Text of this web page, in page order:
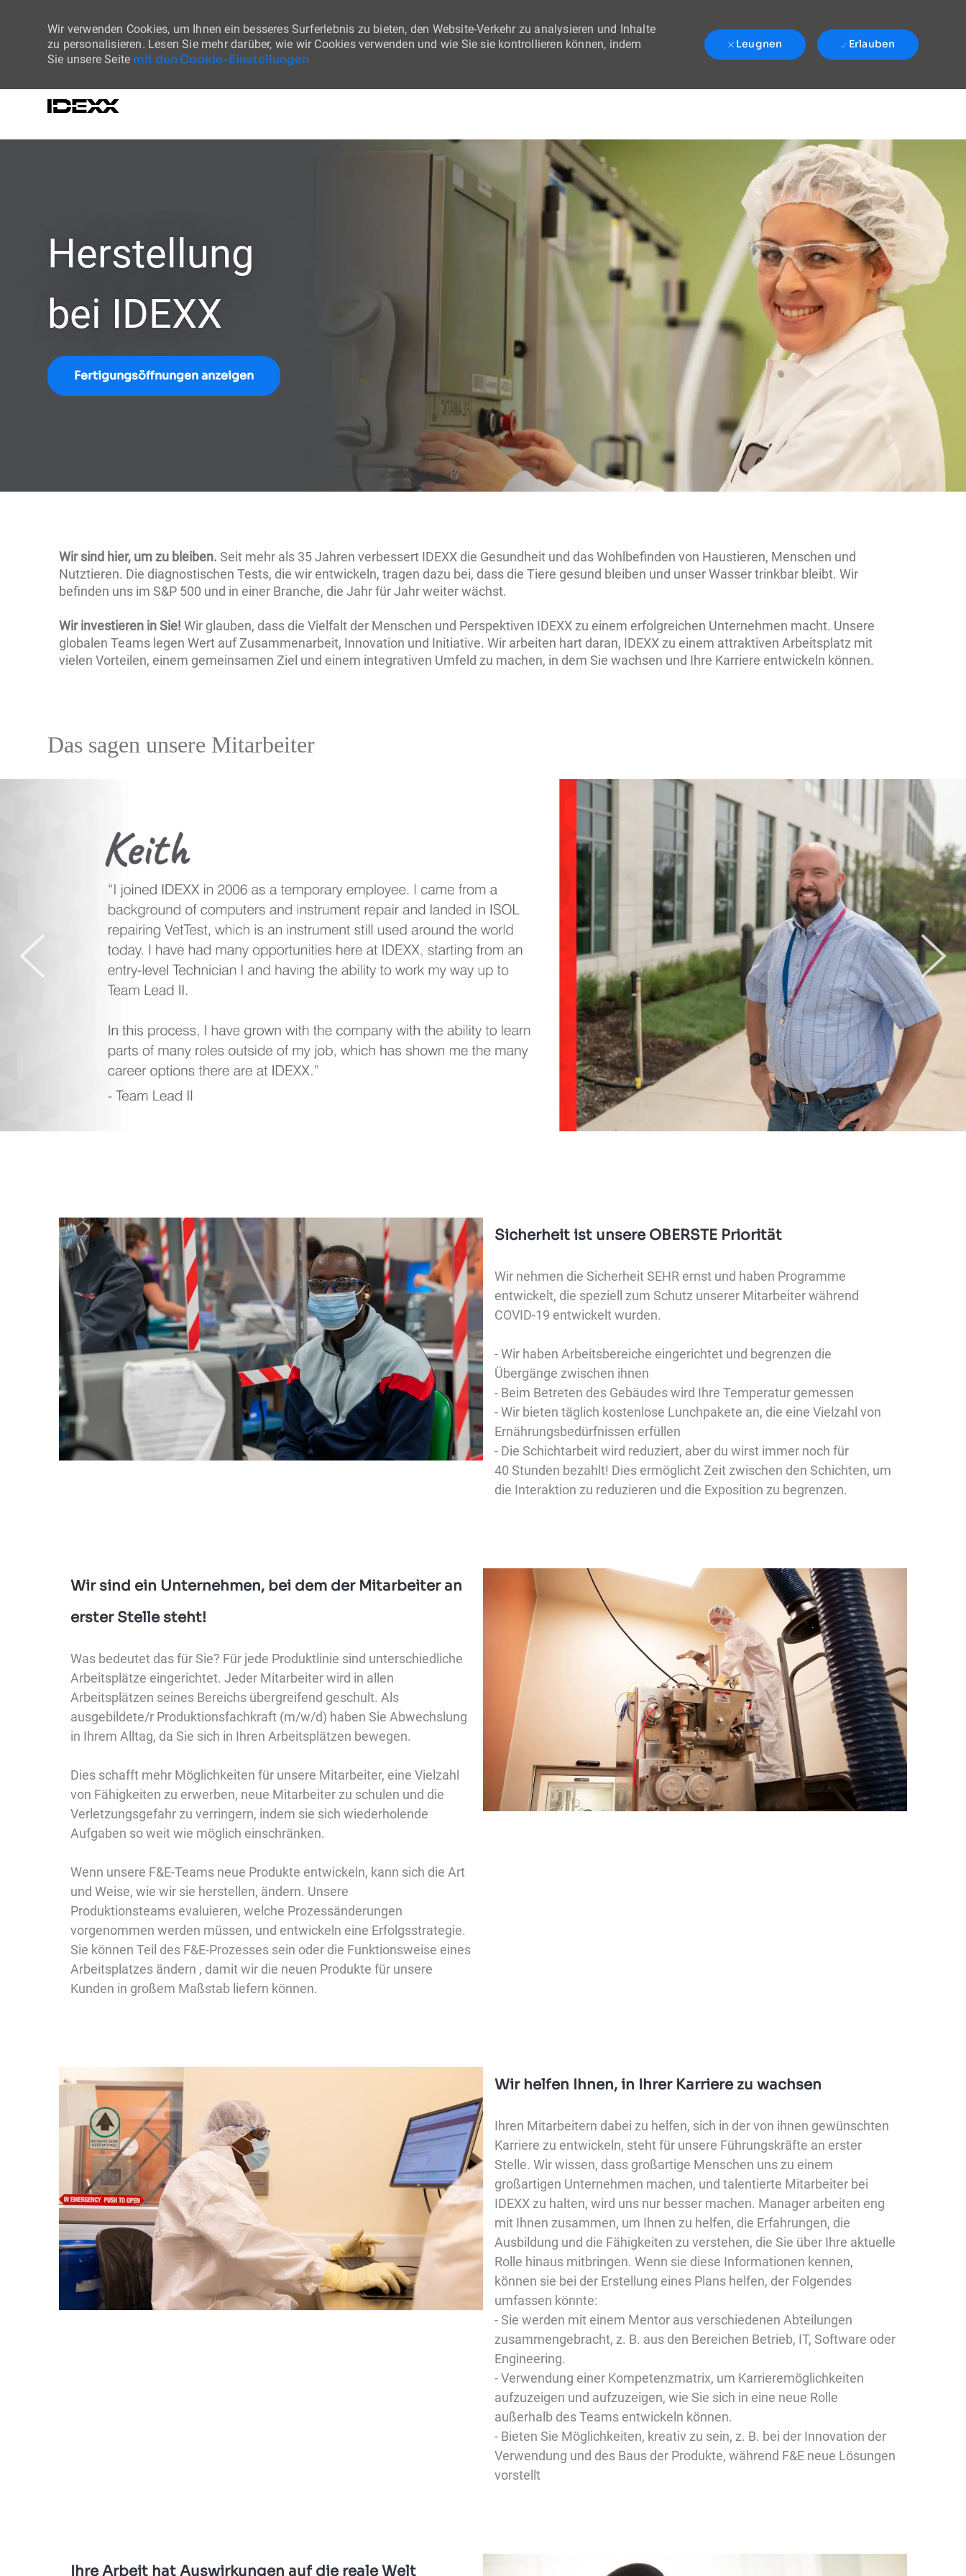
Wir verwenden Cookies, um Ihnen ein besseres Surferlebnis zu bieten, den Website-Verkehr zu analysieren und Inhalte
zu personalisieren. Lesen Sie mehr darüber, wie wir Cookies verwenden und wie Sie sie kontrollieren können, indem
Sie unsere Seite mit den Cookie-Einstellungen
Leugnen Erlauben
Herstellung
bei IDEXX
Fertigungsöffnungen anzeigen
Wir sind hier, um zu bleiben. Seit mehr als 35 Jahren verbessert IDEXX die Gesundheit und das Wohlbefinden von Haustieren, Menschen und
Nutztieren. Die diagnostischen Tests, die wir entwickeln, tragen dazu bei, dass die Tiere gesund bleiben und unser Wasser trinkbar bleibt. Wir
befinden uns im S&P 500 und in einer Branche, die Jahr für Jahr weiter wächst.
Wir investieren in Sie! Wir glauben, dass die Vielfalt der Menschen und Perspektiven IDEXX zu einem erfolgreichen Unternehmen macht. Unsere
globalen Teams legen Wert auf Zusammenarbeit, Innovation und Initiative. Wir arbeiten hart daran, IDEXX zu einem attraktiven Arbeitsplatz mit
vielen Vorteilen, einem gemeinsamen Ziel und einem integrativen Umfeld zu machen, in dem Sie wachsen und Ihre Karriere entwickeln können.
Das sagen unsere Mitarbeiter
Sicherheit ist unsere OBERSTE Priorität
Wir nehmen die Sicherheit SEHR ernst und haben Programme
entwickelt, die speziell zum Schutz unserer Mitarbeiter während
COVID-19 entwickelt wurden.
- Wir haben Arbeitsbereiche eingerichtet und begrenzen die
Übergänge zwischen ihnen
- Beim Betreten des Gebäudes wird Ihre Temperatur gemessen
- Wir bieten täglich kostenlose Lunchpakete an, die eine Vielzahl von
Ernährungsbedürfnissen erfüllen
- Die Schichtarbeit wird reduziert, aber du wirst immer noch für
40 Stunden bezahlt! Dies ermöglicht Zeit zwischen den Schichten, um
die Interaktion zu reduzieren und die Exposition zu begrenzen.
Wir sind ein Unternehmen, bei dem der Mitarbeiter an
erster Stelle steht!
Was bedeutet das für Sie? Für jede Produktlinie sind unterschiedliche
Arbeitsplätze eingerichtet. Jeder Mitarbeiter wird in allen
Arbeitsplätzen seines Bereichs übergreifend geschult. Als
ausgebildete/r Produktionsfachkraft (m/w/d) haben Sie Abwechslung
in Ihrem Alltag, da Sie sich in Ihren Arbeitsplätzen bewegen.
Dies schafft mehr Möglichkeiten für unsere Mitarbeiter, eine Vielzahl
von Fähigkeiten zu erwerben, neue Mitarbeiter zu schulen und die
Verletzungsgefahr zu verringern, indem sie sich wiederholende
Aufgaben so weit wie möglich einschränken.
Wenn unsere F&E-Teams neue Produkte entwickeln, kann sich die Art
und Weise, wie wir sie herstellen, ändern. Unsere
Produktionsteams evaluieren, welche Prozessänderungen
vorgenommen werden müssen, und entwickeln eine Erfolgsstrategie.
Sie können Teil des F&E-Prozesses sein oder die Funktionsweise eines
Arbeitsplatzes ändern , damit wir die neuen Produkte für unsere
Kunden in großem Maßstab liefern können.
Wir helfen Ihnen, in Ihrer Karriere zu wachsen
Ihren Mitarbeitern dabei zu helfen, sich in der von ihnen gewünschten
Karriere zu entwickeln, steht für unsere Führungskräfte an erster
Stelle. Wir wissen, dass großartige Menschen uns zu einem
großartigen Unternehmen machen, und talentierte Mitarbeiter bei
IDEXX zu halten, wird uns nur besser machen. Manager arbeiten eng
mit Ihnen zusammen, um Ihnen zu helfen, die Erfahrungen, die
Ausbildung und die Fähigkeiten zu verstehen, die Sie über Ihre aktuelle
Rolle hinaus mitbringen. Wenn sie diese Informationen kennen,
können sie bei der Erstellung eines Plans helfen, der Folgendes
umfassen könnte:
- Sie werden mit einem Mentor aus verschiedenen Abteilungen
zusammengebracht, z. B. aus den Bereichen Betrieb, IT, Software oder
Engineering.
- Verwendung einer Kompetenzmatrix, um Karrieremöglichkeiten
aufzuzeigen und aufzuzeigen, wie Sie sich in eine neue Rolle
außerhalb des Teams entwickeln können.
- Bieten Sie Möglichkeiten, kreativ zu sein, z. B. bei der Innovation der
Verwendung und des Baus der Produkte, während F&E neue Lösungen
vorstellt
Ihre Arbeit hat Auswirkungen auf die reale Welt